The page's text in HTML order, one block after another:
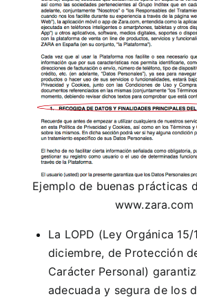
Ejemplo de buenas prácticas
www.zara.com
La LOPD (Ley Orgánica
diciembre, de Protección
Carácter Personal)
adecuada y segura de los